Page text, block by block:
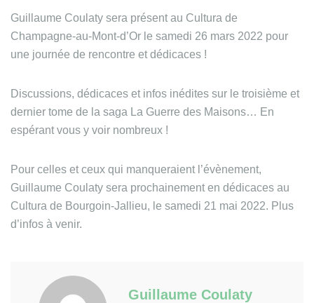
Guillaume Coulaty sera présent au Cultura de
Champagne-au-Mont-d’Or le samedi 26 mars 2022 pour
une journée de rencontre et dédicaces !
Discussions, dédicaces et infos inédites sur le troisième et
dernier tome de la saga La Guerre des Maisons… En
espérant vous y voir nombreux !
Pour celles et ceux qui manqueraient l’évènement,
Guillaume Coulaty sera prochainement en dédicaces au
Cultura de Bourgoin-Jallieu, le samedi 21 mai 2022. Plus
d’infos à venir.
Guillaume Coulaty